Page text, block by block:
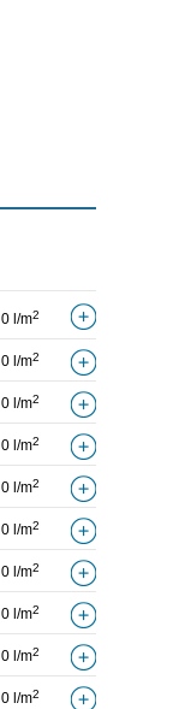
0 l/m2
0 l/m2
0 l/m2
0 l/m2
0 l/m2
0 l/m2
0 l/m2
0 l/m2
0 l/m2
0 l/m2